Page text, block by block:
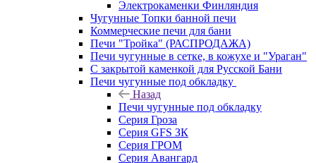
Электрокаменки Финляндия
Чугунные Топки банной печи
Коммерческие печи для бани
Печи "Тройка" (РАСПРОДАЖА)
Печи чугунные в сетке, в кожухе и "Ураган"
С закрытой каменкой для Русской Бани
Печи чугунные под обкладку
Назад
Печи чугунные под обкладку
Серия Гроза
Серия GFS ЗК
Серия ГРОМ
Серия Авангард